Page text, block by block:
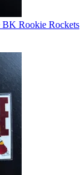
Rookie Rockets